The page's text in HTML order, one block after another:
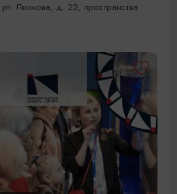
Леонова, д. 22, пространства